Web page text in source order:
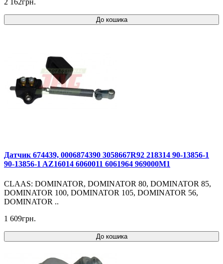
2 162грн.
До кошика
Датчик 674439, 0006874390 3058667R92 218314 90-13856-1
90-13856-1 AZ16014 6060011 6061964 969000M1
CLAAS: DOMINATOR, DOMINATOR 80, DOMINATOR 85,
DOMINATOR 100, DOMINATOR 105, DOMINATOR 56,
DOMINATOR ..
1 609грн.
До кошика